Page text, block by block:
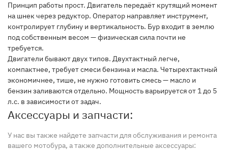
Принцип работы прост. Двигатель передаёт крутящий момент
на шнек через редуктор. Оператор направляет инструмент,
контролирует глубину и вертикальность. Бур входит в землю
под собственным весом — физическая сила почти не
требуется.
Двигатели бывают двух типов. Двухтактный легче,
компактнее, требует смеси бензина и масла. Четырехтактный
экономичнее, тише, не нужно готовить смесь — масло и
бензин заливаются отдельно. Мощность варьируется от 1 до 5
л.с. в зависимости от задач.
Аксессуары и запчасти:
У нас вы также найдете запчасти дляобслуживания и ремонта
вашего мотобура, а также дополнительные аксессуары: